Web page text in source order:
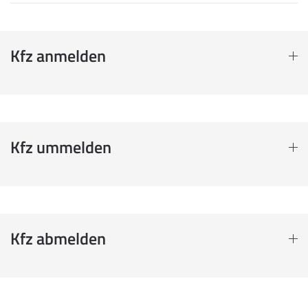
Kfz anmelden
Kfz ummelden
Kfz abmelden